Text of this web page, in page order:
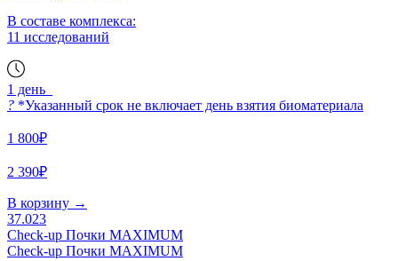
В составе комплекса:
11 исследований
1 день
? *Указанный срок не включает день взятия биоматериала
1 800₽
2 390₽
В корзину →
37.023
Check-up Почки MAXIMUM
Check-up Почки MAXIMUM